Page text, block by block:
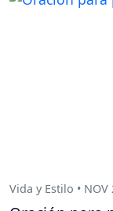
Vida y Estilo • NOV